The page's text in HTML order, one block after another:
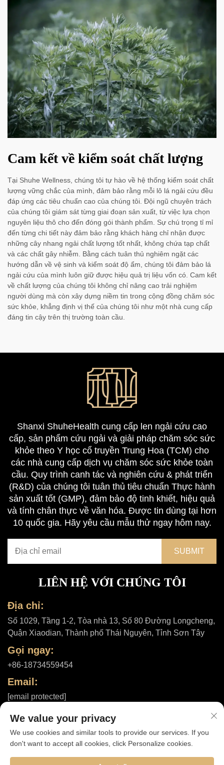
Cam kết về kiểm soát chất lượng
Tại Shuhe Wellness, chúng tôi tự hào về hệ thống kiểm soát chất
lượng vững chắc của mình, đảm bảo rằng mỗi lô lá ngải cứu đều
đáp ứng các tiêu chuẩn cao của chúng tôi. Đội ngũ chuyên trách
của chúng tôi giám sát từng giai đoạn sản xuất, từ việc lựa chọn
nguyên liệu thô cho đến đóng gói thành phẩm. Sự chú trọng tỉ mỉ
đến từng chi tiết này đảm bảo rằng khách hàng chỉ nhận được
những cây nhang ngải chất lượng tốt nhất, không chứa tạp chất
và các chất gây nhiễm. Bằng cách tuân thủ nghiêm ngặt các
hướng dẫn về vệ sinh và kiểm soát độ ẩm, chúng tôi đảm bảo lá
ngải cứu của mình luôn giữ được hiệu quả trị liệu vốn có. Cam kết
về chất lượng của chúng tôi không chỉ nâng cao trải nghiệm
người dùng mà còn xây dựng niềm tin trong cộng đồng chăm sóc
sức khỏe, khẳng định vị thế của chúng tôi như một nhà cung cấp
đáng tin cậy trên thị trường toàn cầu.
Shanxi ShuheHealth cung cấp len ngải cứu cao
cấp, sản phẩm cứu ngải và giải pháp chăm sóc sức
khỏe theo Y học cổ truyền Trung Hoa (TCM) cho
các nhà cung cấp dịch vụ chăm sóc sức khỏe toàn
cầu. Quy trình canh tác và nghiên cứu & phát triển
(R&D) của chúng tôi tuân thủ tiêu chuẩn Thực hành
sản xuất tốt (GMP), đảm bảo độ tinh khiết, hiệu quả
và tính chân thực về văn hóa. Được tin dùng tại hơn
10 quốc gia. Hãy yêu cầu mẫu thử ngay hôm nay.
LIÊN HỆ VỚI CHÚNG TÔI
Địa chỉ:
Số 1029, Tầng 1-2, Tòa nhà 13, Số 80 Đường Longcheng,
Quận Xiaodian, Thành phố Thái Nguyên, Tỉnh Sơn Tây
Gọi ngay:
+86-18734559454
Email:
[email protected]
Bản quyền © 2025 bởi Công ty TNHH Shanxi ShuheHealth |Chính
sách bảo mật
We value your privacy
We use cookies and similar tools to provide our services. If you
don't want to accept all cookies, click Personalize cookies.